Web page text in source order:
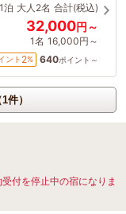
1泊 大人2名 合計(税込)
32,000円～
1名 16,000円～
ント 2% 640ポイント～
件）
付を停止中の宿になりま